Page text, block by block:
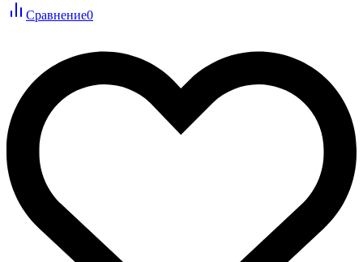
Сравнение0